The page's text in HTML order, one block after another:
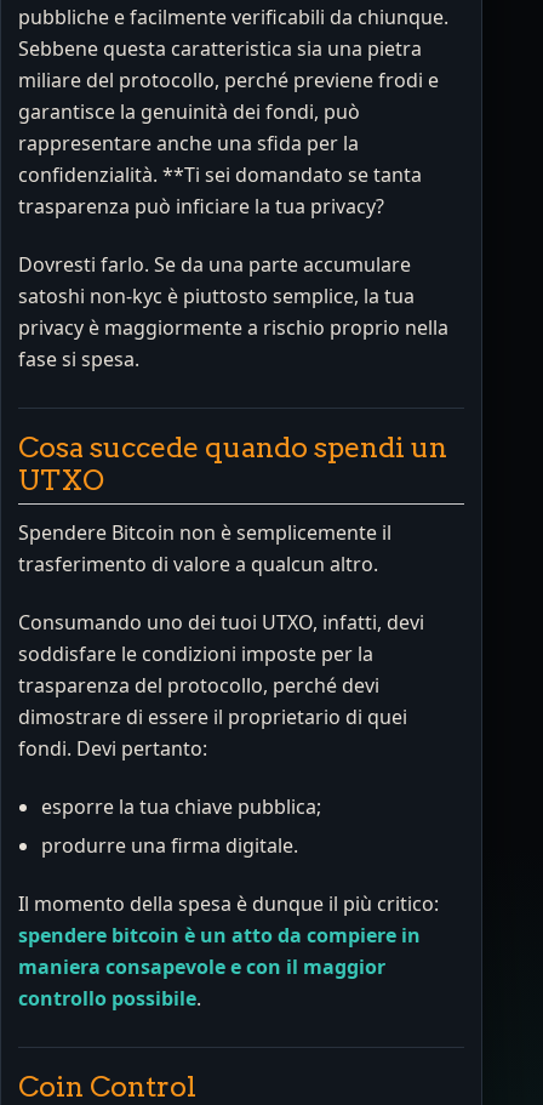
pubbliche e facilmente verificabili da chiunque.
Sebbene questa caratteristica sia una pietra
miliare del protocollo, perché previene frodi e
garantisce la genuinità dei fondi, può
rappresentare anche una sfida per la
confidenzialità. **Ti sei domandato se tanta
trasparenza può inficiare la tua privacy?
Dovresti farlo. Se da una parte accumulare
satoshi non-kyc è piuttosto semplice, la tua
privacy è maggiormente a rischio proprio nella
fase si spesa.
Cosa succede quando spendi un
UTXO
Spendere Bitcoin non è semplicemente il
trasferimento di valore a qualcun altro.
Consumando uno dei tuoi UTXO, infatti, devi
soddisfare le condizioni imposte per la
trasparenza del protocollo, perché devi
dimostrare di essere il proprietario di quei
fondi. Devi pertanto:
esporre la tua chiave pubblica;
produrre una firma digitale.
Il momento della spesa è dunque il più critico:
spendere bitcoin è un atto da compiere in
maniera consapevole e con il maggior
controllo possibile.
Coin Control